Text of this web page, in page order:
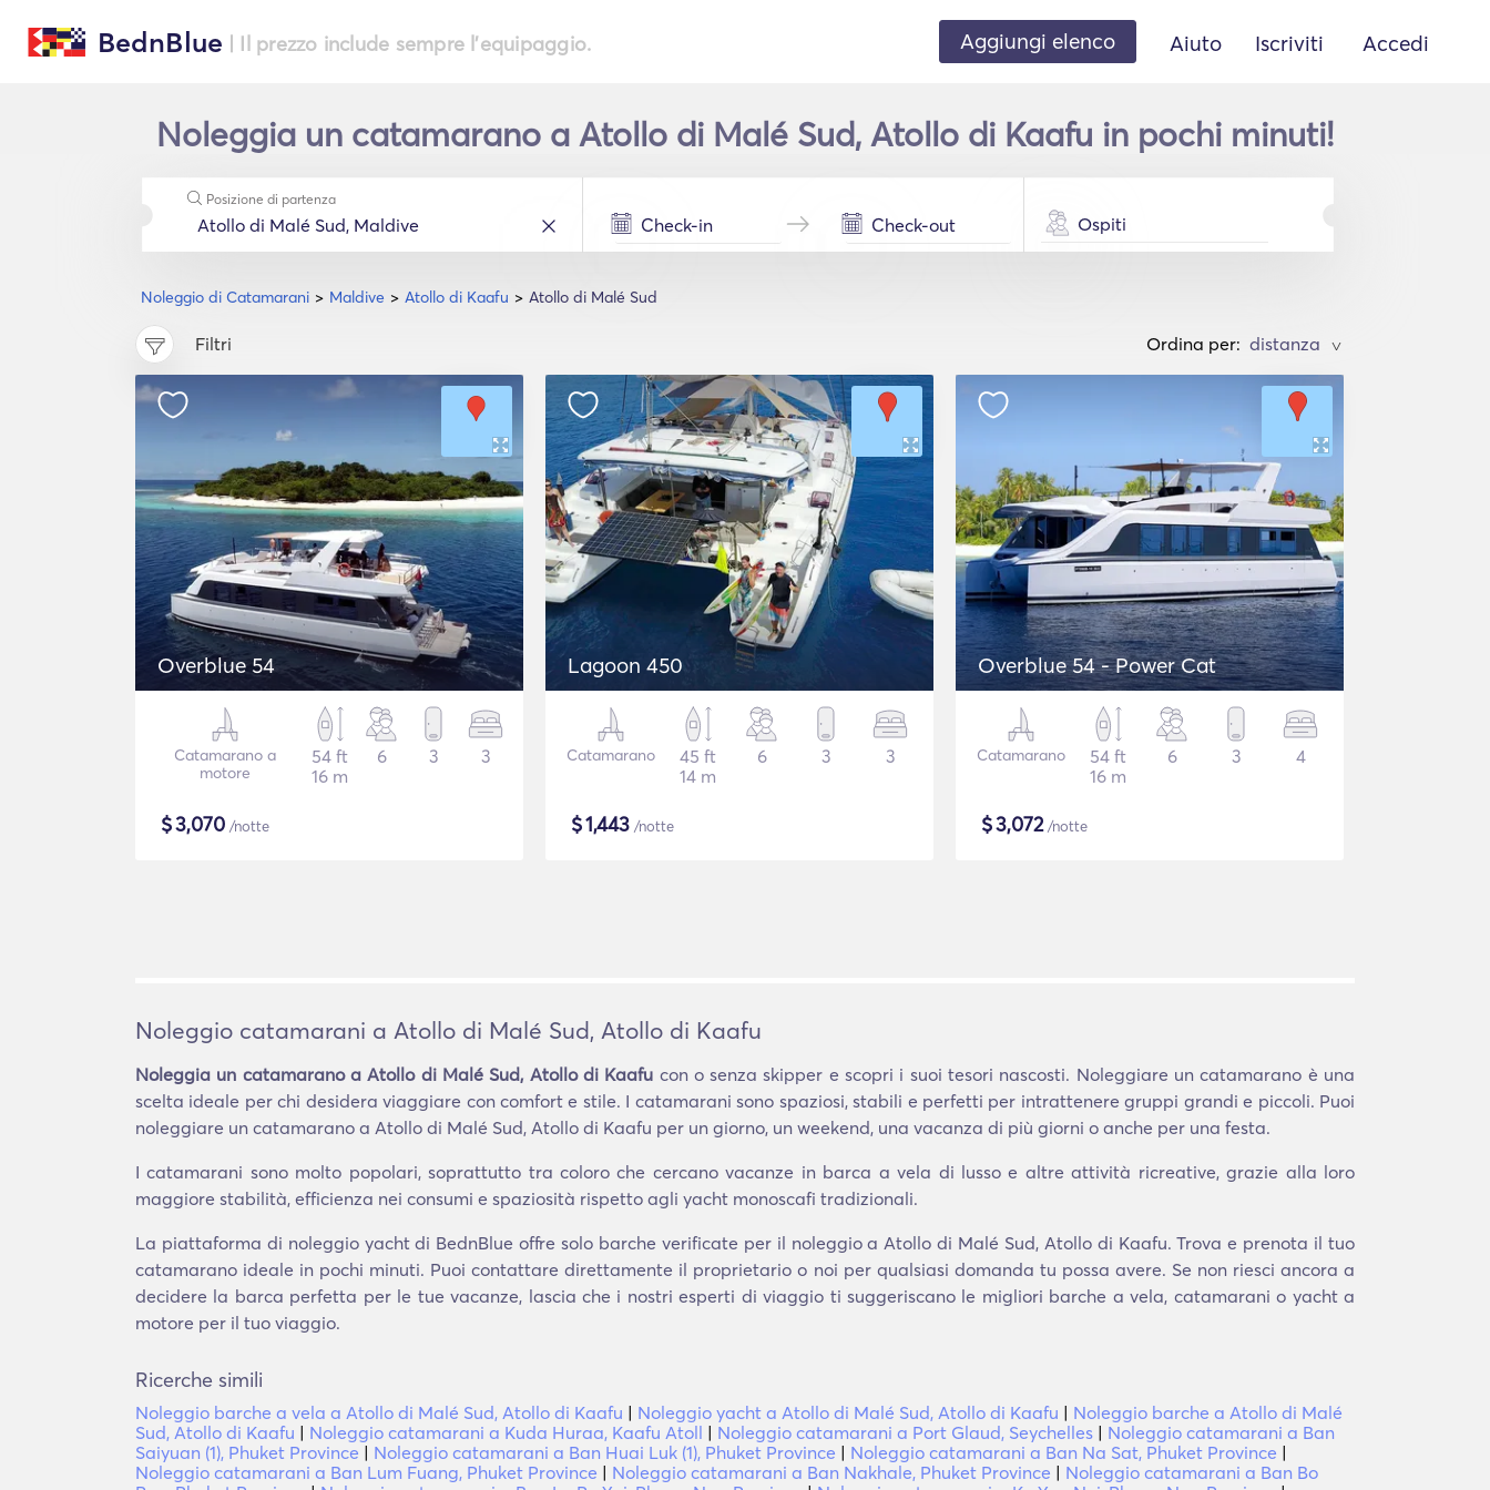
BednBlue | Il prezzo include sempre l'equipaggio. Aggiungi elenco Aiuto Iscriviti Accedi
Noleggia un catamarano a Atollo di Malé Sud, Atollo di Kaafu in pochi minuti!
Noleggio di Catamarani Maldive Atollo di Kaafu Atollo di Malé Sud
Posizione di partenza
Ospiti
Filtri Ordina per: >
Overblue 54
Catamarano a
motore
54 ft
16 m
6 3 3
$3,070 /notte
Lagoon 450
Catamarano
45 ft
14 m
6 3 3
$1,443 /notte
Overblue 54 - Power Cat
Catamarano
54 ft
16 m
6 3 4
$3,072/notte
Noleggio catamarani a Atollo di Malé Sud, Atollo di Kaafu
Noleggia un catamarano a Atollo di Malé Sud, Atollo di Kaafu con o senza skipper e scopri i suoi tesori nascosti. Noleggiare un catamarano è una
scelta ideale per chi desidera viaggiare con comfort e stile. I catamarani sono spaziosi, stabili e perfetti per intrattenere gruppi grandi e piccoli. Puoi
noleggiare un catamarano a Atollo di Malé Sud, Atollo di Kaafu per un giorno, un weekend, una vacanza di più giorni o anche per una festa.
I catamarani sono molto popolari, soprattutto tra coloro che cercano vacanze in barca a vela di lusso e altre attività ricreative, grazie alla loro
maggiore stabilità, efficienza nei consumi e spaziosità rispetto agli yacht monoscafi tradizionali.
La piattaforma di noleggio yacht di BednBlue offre solo barche verificate per il noleggio a Atollo di Malé Sud, Atollo di Kaafu. Trova e prenota il tuo
catamarano ideale in pochi minuti. Puoi contattare direttamente il proprietario o noi per qualsiasi domanda tu possa avere. Se non riesci ancora a
decidere la barca perfetta per le tue vacanze, lascia che i nostri esperti di viaggio ti suggeriscano le migliori barche a vela, catamarani o yacht a
motore per il tuo viaggio.
Ricerche simili
Noleggio barche a vela a Atollo di Malé Sud, Atollo di Kaafu | Noleggio yacht a Atollo di Malé Sud, Atollo di Kaafu | Noleggio barche a Atollo di Malé
Sud, Atollo di Kaafu | Noleggio catamarani a Kuda Huraa, Kaafu Atoll | Noleggio catamarani a Port Glaud, Seychelles | Noleggio catamarani a Ban
Saiyuan (1), Phuket Province | Noleggio catamarani a Ban Huai Luk (1), Phuket Province | Noleggio catamarani a Ban Na Sat, Phuket Province |
Noleggio catamarani a Ban Lum Fuang, Phuket Province | Noleggio catamarani a Ban Nakhale, Phuket Province | Noleggio catamarani a Ban Bo